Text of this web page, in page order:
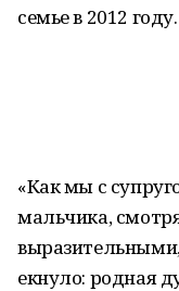
семье в 2012 году.
«Как мы с
мальчика,
екнуло: родная